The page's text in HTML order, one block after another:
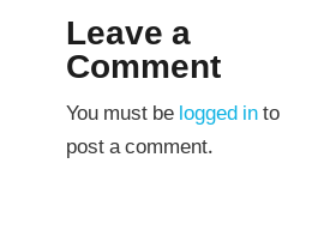
Leave a
Comment
You must be logged into
post a comment.